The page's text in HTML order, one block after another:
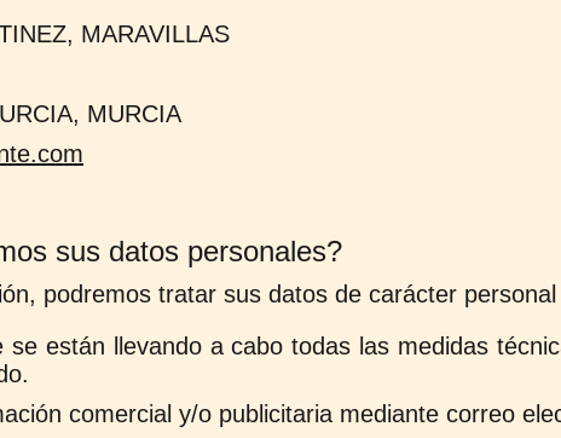
MARAVILLAS
MURCIA
sus datos personales?
podremos tratar sus datos de carácter
se están llevando a cabo todas las medidas
comercial y/o publicitaria mediante correo